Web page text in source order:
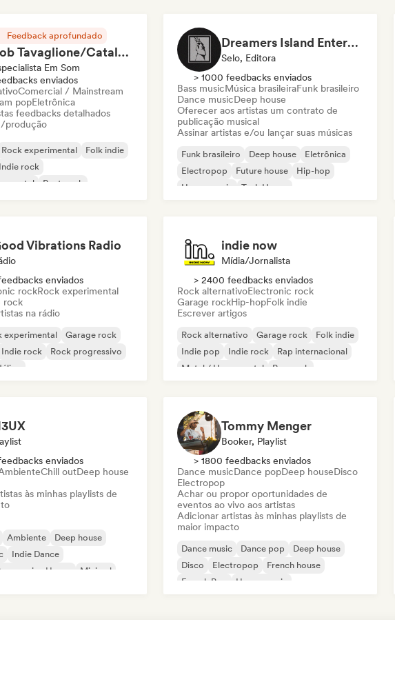
Feedback aprofundado
Rob Tavaglione/Catalyst Recording
Em Som
enviados
Comercial / Mainstream
popEletrônica
feedbacks detalhados
produção
Rock experimental
Folk indie
Indie rock
metal
Post punk
Dreamers Island Entertainment
Selo, Editora
> 1000 feedbacks enviados
Bass musicMúsica brasileiraFunk brasileiro
Dance musicDeep house
Oferecer aos artistas um contrato de
publicação musical
Assinar artistas e/ou lançar suas músicas
Funk brasileiro Deep house
Eletrônica
Electropop
Future house
Hip-hop
House music
Tech House
Vibrations Radio
enviados
rockRock experimental
rock
na rádio
experimental
Garage rock
Indie rock
Rock progressivo
indie now
Mídia/Jornalista
> 2400 feedbacks enviados
Rock alternativoElectronic rock
Garage rockHip-hopFolk indie
Escrever artigos
Rock alternativo Garage rock
Folk indie
Indie pop
Indie rock
Rap internacional
Metal / Heavy metal
Pop rock
enviados
Chill outDeep house
às minhas playlists de
Ambiente
Deep house
Indie Dance
House
Minimal
Tommy Menger
Booker, Playlist
> 1800 feedbacks enviados
Dance musicDance popDeep houseDisco
Electropop
Achar ou propor oportunidades de
eventos ao vivo aos artistas
Adicionar artistas às minhas playlists de
maior impacto
Dance music Dance pop
Deep house
Disco
Electropop
French house
French Pop
House music